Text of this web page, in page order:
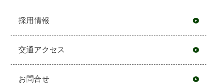
採用情報
交通アクセス
お問合せ